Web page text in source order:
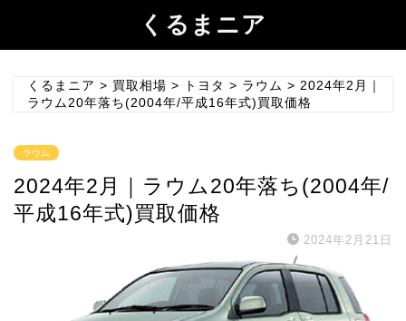
くるまニア
くるまニア > 買取相場 > トヨタ > ラウム > 2024年2月｜
ラウム20年落ち(2004年/平成16年式)買取価格
ラウム
2024年2月｜ラウム20年落ち(2004年/
平成16年式)買取価格
2024年2月21日